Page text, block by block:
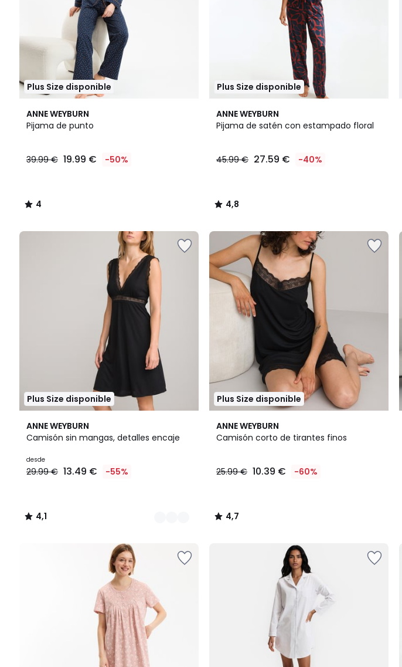
Plus Size disponible
ANNE WEYBURN
Pijama de punto
39.99 € 19.99 € -50%
4
/
4
/
Plus Size disponible
ANNE WEYBURN
Pijama de satén con estampado floral
45.99 € 27.59 € -40%
4,8
/ 5
4,8
/
Plus Size disponible
ANNE WEYBURN
Camisón sin mangas, detalles encaje
desde
29.99 € 13.49 € -55%
4,1
/ 5
2
Colores
4,1
/
Plus Size disponible
ANNE WEYBURN
Camisón corto de tirantes finos
25.99 € 10.39 € -60%
4,7
/ 5
4,7
/